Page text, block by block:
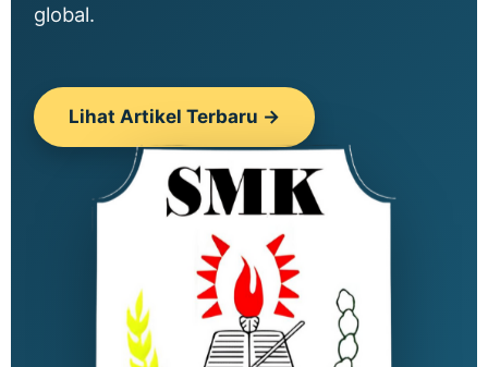
global.
Lihat Artikel Terbaru →